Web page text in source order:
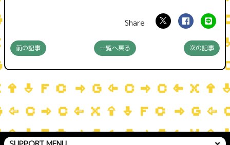
次の記事
一覧へ戻る
前の記事